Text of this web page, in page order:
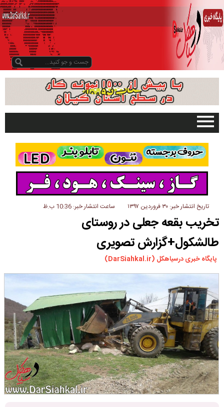
صفحه اصلی
تبلیغات در سایت
گیلان
سیاهکل
دیلمان
روستاها
سیاسی
چندرسانه ای
درباره ما
تاریخ انتشار خبر: ۳۰ فروردین ۱۳۹۷ ساعت انتشار خبر: 10:36 ب.ظ
تخریب بقعه جعلی در روستای
طالشکول+گزارش تصویری
پایگاه خبری درسیاهکل (DarSiahkal.ir)